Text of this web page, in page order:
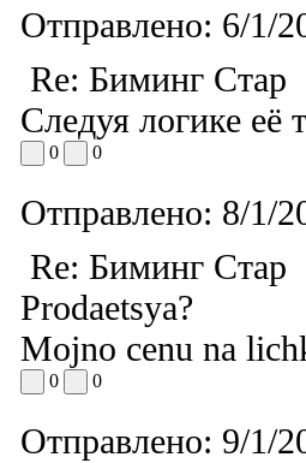
Отправлено: 6/1/
Re: Биминг Стар
Следуя логике её
0 0
Отправлено: 8/1/
Re: Биминг Стар
Prodaetsya?
Mojno cenu na
0 0
Отправлено: 9/1/